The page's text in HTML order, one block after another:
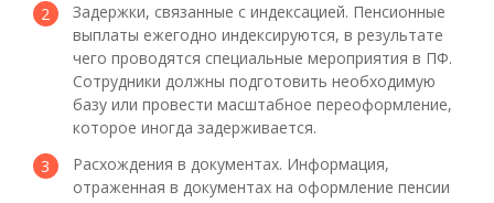
Задержки, связанные с индексацией. Пенсионные
выплаты ежегодно индексируются, в результате
чего проводятся специальные мероприятия в ПФ.
Сотрудники должны подготовить необходимую
базу или провести масштабное переоформление,
которое иногда задерживается.
Расхождения в документах. Информация,
отраженная в документах на оформление пенсии